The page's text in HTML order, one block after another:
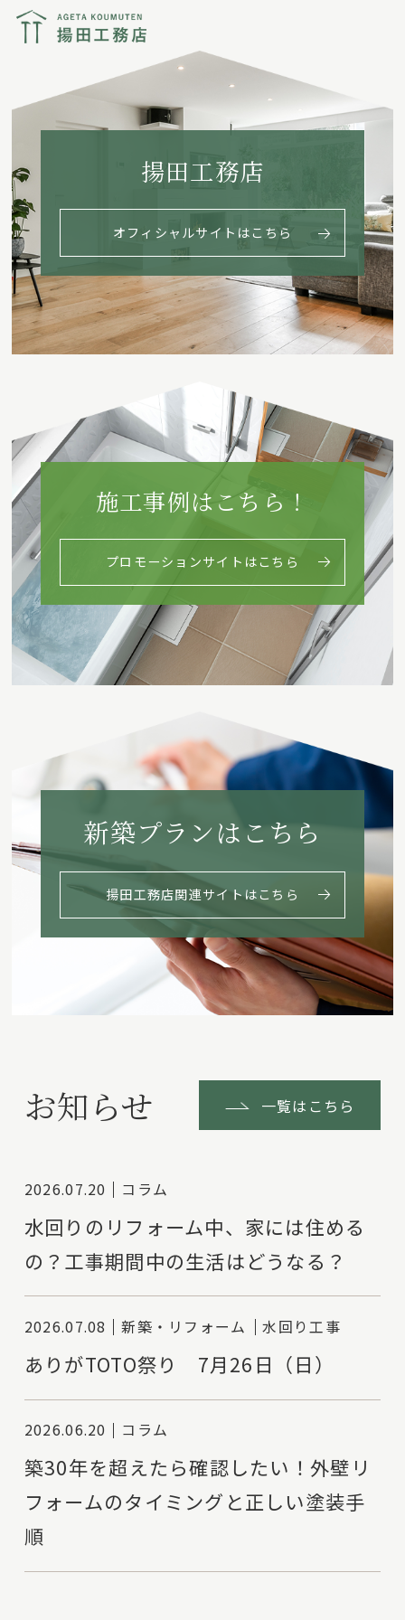
揚田工務店
オフィシャルサイトはこちら
施工事例はこちら！
プロモーションサイトはこちら
新築プランはこちら
揚田工務店関連サイトはこちら
お知らせ 一覧はこちら
2026.07.20 コラム
水回りのリフォーム中、家には住める
の？工事期間中の生活はどうなる？
2026.07.08 新築・リフォーム 水回り工事
ありがTOTO祭り 7月26日（日）
2026.06.20 コラム
築30年を超えたら確認したい！外壁リ
フォームのタイミングと正しい塗装手
順